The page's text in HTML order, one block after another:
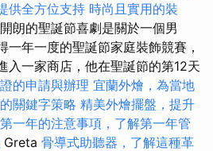
供全方位支持 時尚且實用的裝
朗的聖誕節喜劇是關於一個男
一年一度的聖誕節家庭裝飾競賽，
入一家商店，他在聖誕節的第12天
的申請與辦理 宜蘭外燴，為當地
關鍵字策略 精美外燴擺盤，提升
一年的注意事項，了解第一年管
Greta 骨導式助聽器，了解這種革